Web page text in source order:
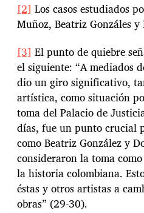
[2] Los casos estudiados
Muñoz, Beatriz Gonzáles y
[3] El punto de quiebre
el siguiente: “A mediados
dio un giro significativo,
artística, como situación
toma del Palacio de
días, fue un punto crucial
como Beatriz González y
consideraron la toma
la historia colombiana.
éstas y otros artistas a
obras” (29-30).